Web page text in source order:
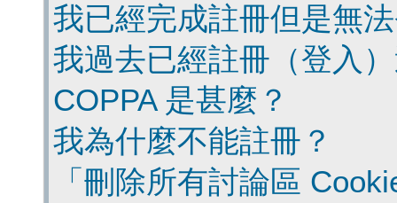
我已經完成註冊但是無
我過去已經註冊（登入
COPPA 是甚麼？
我為什麼不能註冊？
「刪除所有討論區